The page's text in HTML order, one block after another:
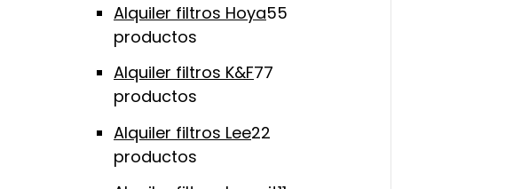
Alquiler filtros Hoya55
productos
Alquiler filtros K&F77
productos
Alquiler filtros Lee22
productos